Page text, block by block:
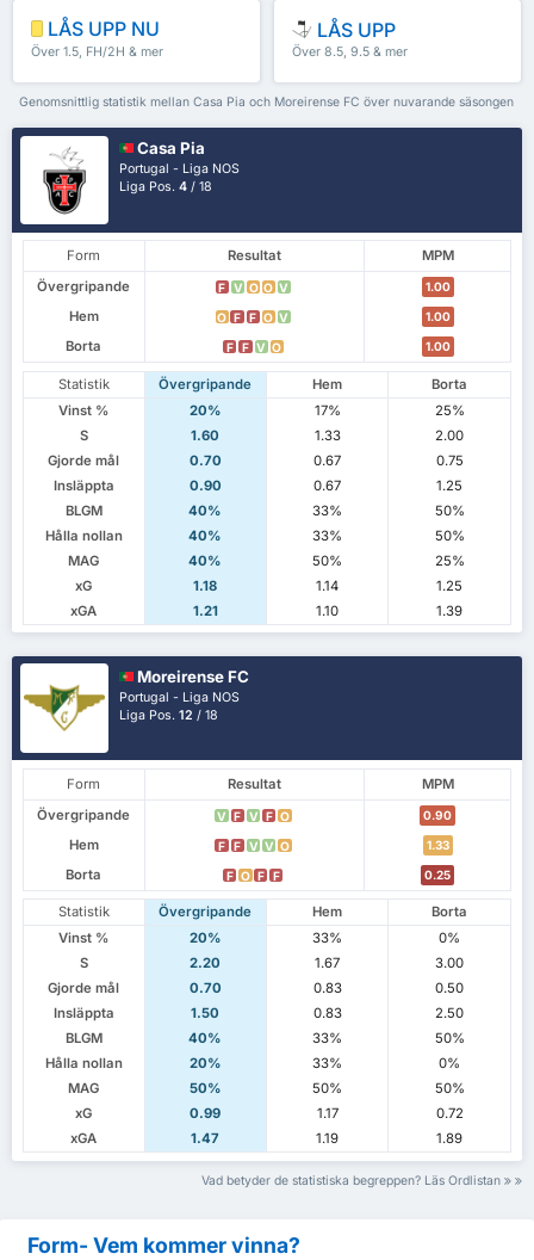
LÅS UPP NU
Över 1.5, FH/2H & mer
LÅS UPP
Över 8.5, 9.5 & mer
Genomsnittlig statistik mellan Casa Pia och Moreirense FC över nuvarande säsongen
Casa Pia
Portugal - Liga NOS
Liga Pos.4 / 18
Form Resultat
MPM
Övergripande
F V O O V 1.00
Hem O F F O V 1.00
Borta F F V O 1.00
Statistik Övergripande Hem
Borta
Vinst %
20% 17%
25%
S
1.60 1.33
2.00
Gjorde mål
0.70 0.67
0.75
Insläppta
0.90 0.67
1.25
BLGM
40% 33%
50%
Hålla nollan
40% 33%
50%
MAG
40% 50%
25%
xG
1.18 1.14
1.25
xGA
1.21 1.10 1.39
Moreirense FC
Portugal - Liga NOS
Liga Pos.12 / 18
Form Resultat
MPM
Övergripande
V F V F O 0.90
Hem F F V V O 1.33
Borta F O F F 0.25
Statistik Övergripande Hem
Borta
Vinst %
20% 33%
0%
S
2.20 1.67
3.00
Gjorde mål
0.70 0.83
0.50
Insläppta
1.50 0.83
2.50
BLGM
40% 33%
50%
Hålla nollan
20% 33%
0%
MAG
50% 50%
50%
xG
0.99 1.17
0.72
xGA
1.47 1.19 1.89
Vad betyder de statistiska begreppen? Läs Ordlistan
Form- Vem kommer vinna?